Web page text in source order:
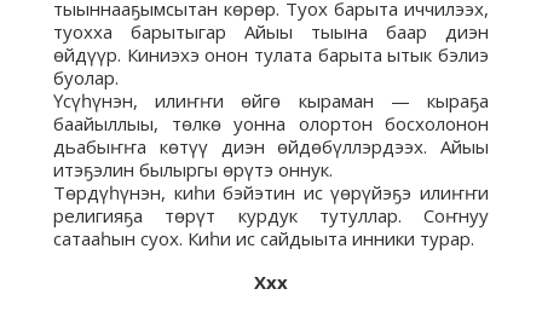
тыыннааҕымсытан көрөр. Туох барыта иччилээх,
туохха барытыгар Айыы тыына баар диэн
өйдүүр. Киниэхэ онон тулата барыта ытык бэлиэ
буолар.
Үсүһүнэн, илиҥҥи өйгө кыраман — кыраҕа
баайыллыы, төлкө уонна олортон босхолонон
дьабыҥҥа көтүү диэн өйдөбүллэрдээх. Айыы
итэҕэлин былыргы өрүтэ оннук.
Төрдүһүнэн, киһи бэйэтин ис үөрүйэҕэ илиҥҥи
религияҕа төрүт курдук тутуллар. Соҥнуу
сатааһын суох. Киһи ис сайдыыта инники турар.
Ххх